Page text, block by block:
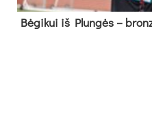
Bė­gi­kui iš Plun­gės –